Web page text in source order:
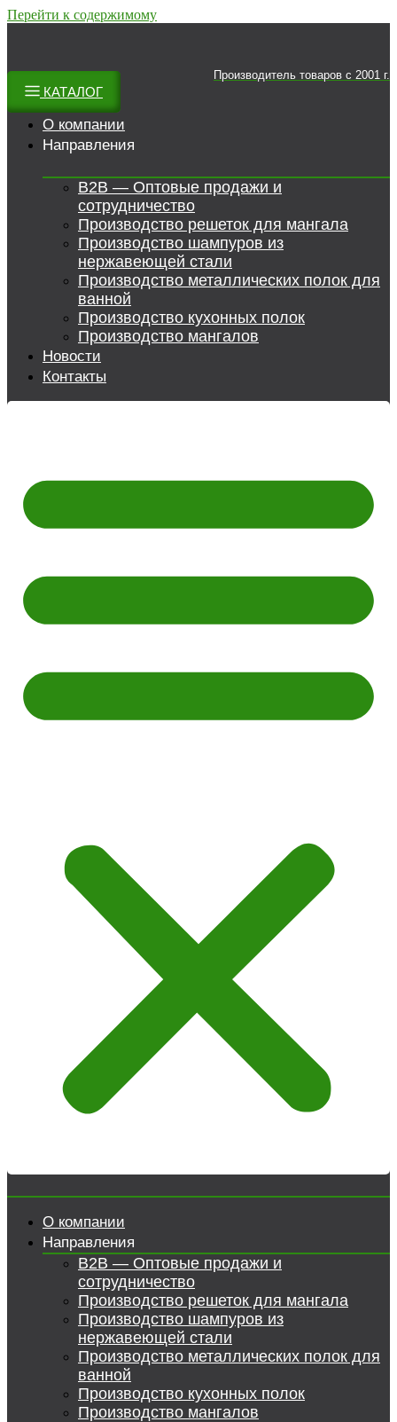
Перейти к содержимому
Производитель товаров c 2001 г.
КАТАЛОГ
О компании
Направления
B2B — Оптовые продажи и
сотрудничество
Производство решеток для мангала
Производство шампуров из
нержавеющей стали
Производство металлических полок для
ванной
Производство кухонных полок
Производство мангалов
Новости
Контакты
О компании
Направления
B2B — Оптовые продажи и
сотрудничество
Производство решеток для мангала
Производство шампуров из
нержавеющей стали
Производство металлических полок для
ванной
Производство кухонных полок
Производство мангалов